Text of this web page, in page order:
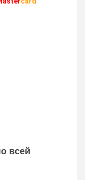
всей